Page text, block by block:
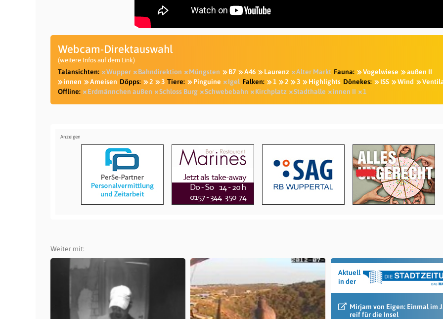
Webcam-Direktauswahl
(weitere Infos auf dem Link)
Talansichten: Wupper Bahndirektion Müngsten B7 A46 Laurenz Alter Markt Fauna: Vogelwiese
außen II
innen
Ameisen Döpps: 2 3 Tiere: Pinguine Igel Falken: 1 2 3 Highlights Dönekes: ISS Wind
Offline:
Erdmännchen außen Schloss Burg Schwebebahn Kirchplatz Stadthalle innen II 1
Weiter mit:
Aktuell
in der
Mirjam von Eigen: Einmal im
reif für die Insel